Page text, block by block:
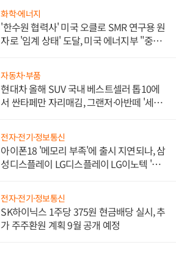
화학·에너지
'한수원 협력사' 미국 오클로 SMR 연구용 원
자로 '임계 상태' 도달, 미국 에너지부 "중요
자동차·부품
현대차 올해 SUV 국내 베스트셀러 톱10에
서 싼타페만 자리매김, 그랜저·아반떼 '세단
전자·전기·정보통신
아이폰18 '메모리 부족'에 출시 지연되나, 삼
성디스플레이 LG디스플레이 LG이노텍 '탈
전자·전기·정보통신
SK하이닉스 1주당 375원 현금배당 실시, 추
가 주주환원 계획 9월 공개 예정